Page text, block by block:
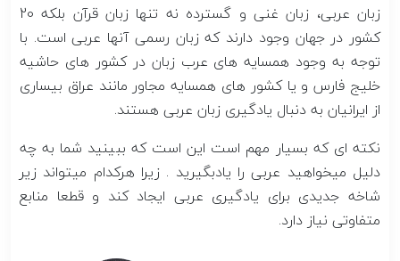
زبان عربی، زبان غنی و گسترده نه تنها زبان قرآن بلکه 20
کشور در جهان وجود دارند که زبان رسمی آنها عربی است. با
توجه به وجود همسایه های عرب زبان در کشور های حاشیه
خلیج فارس و یا کشور های همسایه مجاور مانند عراق بیساری
از ایرانیان به دنبال یادگیری زبان عربی هستند.
نکته ای که بسیار مهم است این است که ببینید شما به چه
دلیل میخواهید عربی را یادبگیرید . زیرا هرکدام میتواند زیر
شاخه جدیدی برای یادگیری عربی ایجاد کند و قطعا منابع
متفاوتی نیاز دارد.